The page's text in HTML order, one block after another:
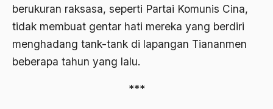
berukuran raksasa, seperti Partai Komunis Cina,
tidak membuat gentar hati mereka yang berdiri
menghadang tank-tank di lapangan Tiananmen
beberapa tahun yang lalu.
***
Agama dan Praktis
Agama Demokrasi